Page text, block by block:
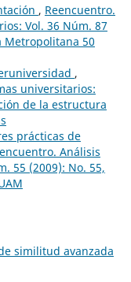
, Reencuentro.
Vol. 36 Núm. 87
Metropolitana 50
,
universitarios:
de la estructura
prácticas de
Análisis
55 (2009): No. 55,
similitud avanzada